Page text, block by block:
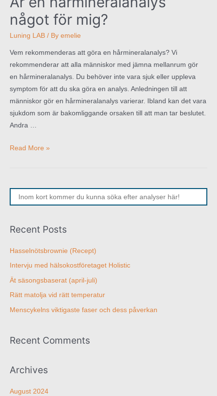
något för mig?
Luning LAB / By emelie
Vem rekommenderas att göra en hårmineralanalys? Vi
rekommenderar att alla människor med jämna mellanrum gör
en hårmineralanalys. Du behöver inte vara sjuk eller uppleva
symptom för att du ska göra en analys. Anledningen till att
människor gör en hårmineralanalys varierar. Ibland kan det vara
sjukdom som är bakomliggande orsaken till att man tar beslutet.
Andra …
Är
Read More »
Search
for:
Recent Posts
Hasselnötsbrownie (Recept)
Intervju med hälsokostföretaget Holistic
Ät säsongsbaserat (april-juli)
Rätt matolja vid rätt temperatur
Menscykelns viktigaste faser och dess påverkan
Recent Comments
Archives
August 2024